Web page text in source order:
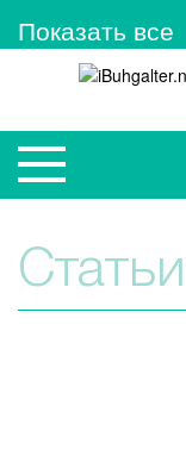
Показать все
Статьи